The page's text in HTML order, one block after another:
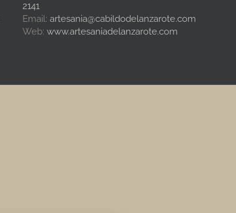
2141
Email: artesania@cabildodelanzarote.com
Web: www.artesaniadelanzarote.com